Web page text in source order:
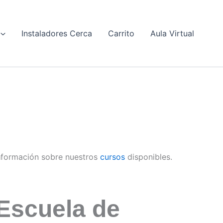
Instaladores Cerca Carrito Aula Virtual
sobre nuestros cursos disponibles.
de